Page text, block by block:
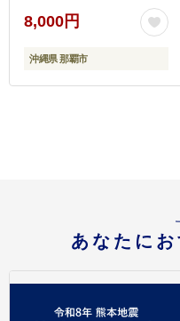
8,000円
沖縄県 那覇市
あなたに